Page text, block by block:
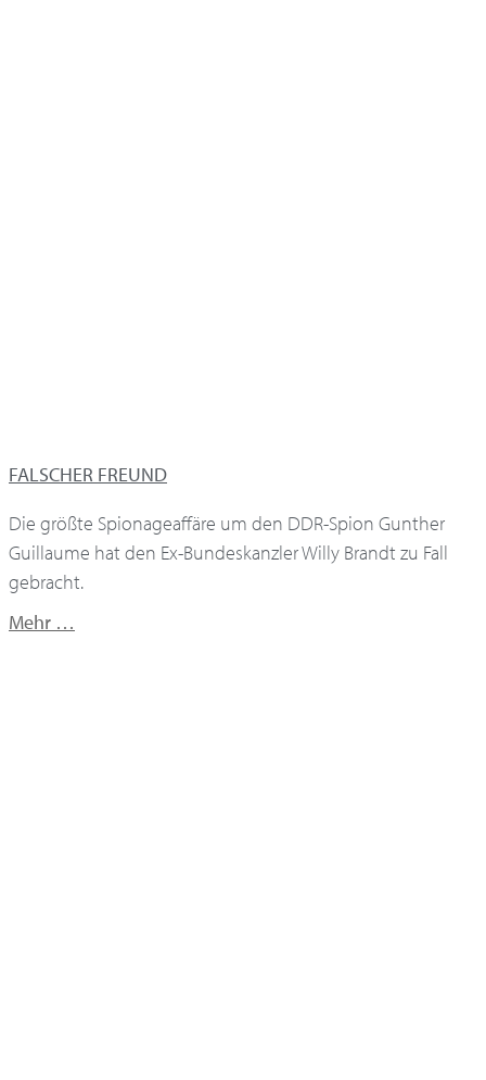
FALSCHER FREUND
Die größte Spionageaffäre um den DDR-Spion Gunther
Guillaume hat den Ex-Bundeskanzler Willy Brandt zu Fall
gebracht.
Mehr …